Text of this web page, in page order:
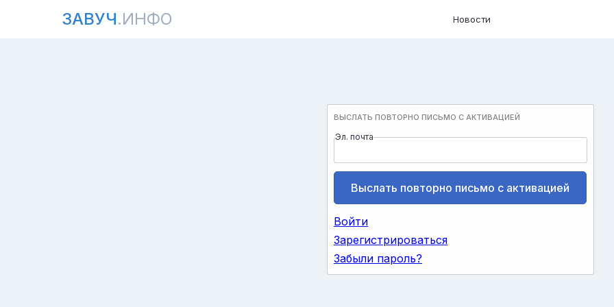
ЗАВУЧ.ИНФО Новости
ВЫСЛАТЬ ПОВТОРНО ПИСЬМО С АКТИВАЦИЕЙ
Эл. почта
Войти
Зарегистрироваться
Забыли пароль?